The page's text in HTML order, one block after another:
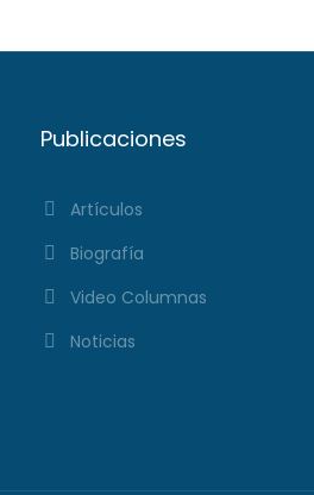
Publicaciones
Artículos
Biografía
Video Columnas
Noticias